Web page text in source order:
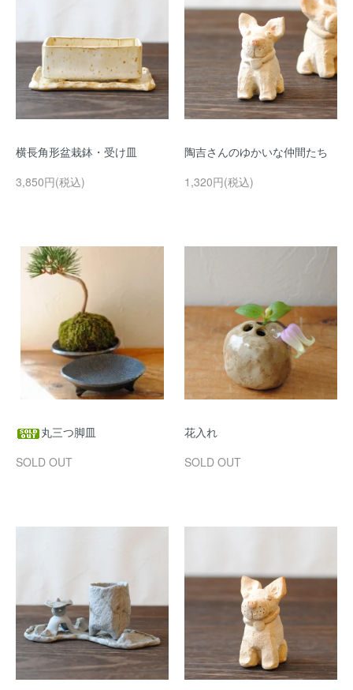
横長角形盆栽鉢・受け皿
3,850円(税込)
陶吉さんのゆかいな仲間たち
1,320円(税込)
丸三つ脚皿
SOLD OUT
花入れ
SOLD OUT